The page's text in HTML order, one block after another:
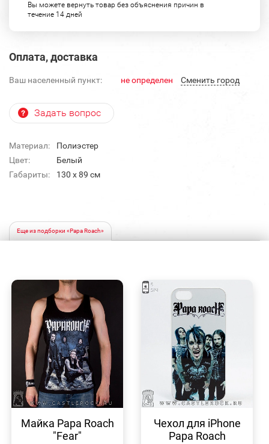
Вы можете вернуть товар без объяснения причин в
течение 14 дней
Оплата, доставка
Ваш населенный пункт: не определен Cменить город
Задать вопрос
Материал:
Полиэстер
Цвет:
Белый
Габариты:
130 x 89 см
Еще из подборки «Papa Roach»
ПРОСМОТР
Майка Papa Roach
"Fear"
ПРОСМОТР
Чехол для iPhone
Papa Roach